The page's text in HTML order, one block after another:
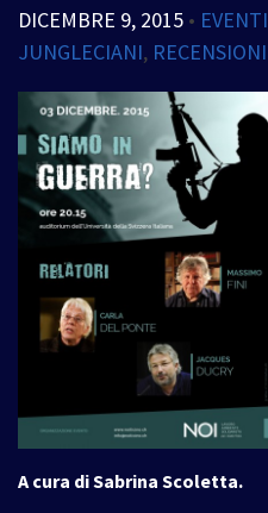
DICEMBRE 9, 2015 • EVENTI
JUNGLECIANI, RECENSIONI
A cura di Sabrina Scoletta.